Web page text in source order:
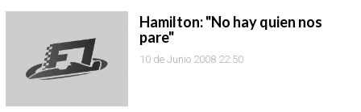
Hamilton: "No hay quien nos
pare"
10 de Junio 2008 22:50